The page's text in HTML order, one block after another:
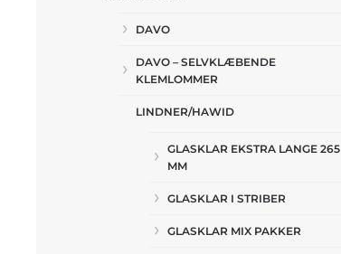
DAVO
DAVO – SELVKLÆBENDE
KLEMLOMMER
LINDNER/HAWID
GLASKLAR EKSTRA LANGE 265
MM
GLASKLAR I STRIBER
GLASKLAR MIX PAKKER